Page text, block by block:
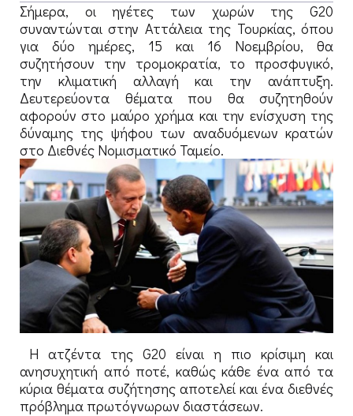
Σήμερα, οι ηγέτες των χωρών της G20
συναντώνται στην Αττάλεια της Τουρκίας, όπου
για δύο ημέρες, 15 και 16 Νοεμβρίου, θα
συζητήσουν την τρομοκρατία, το προσφυγικό,
την κλιματική αλλαγή και την ανάπτυξη.
Δευτερεύοντα θέματα που θα συζητηθούν
αφορούν στο μαύρο χρήμα και την ενίσχυση της
δύναμης της ψήφου των αναδυόμενων κρατών
στο Διεθνές Νομισματικό Ταμείο.
Η ατζέντα της G20 είναι η πιο κρίσιμη και
ανησυχητική από ποτέ, καθώς κάθε ένα από τα
κύρια θέματα συζήτησης αποτελεί και ένα διεθνές
πρόβλημα πρωτόγνωρων διαστάσεων.